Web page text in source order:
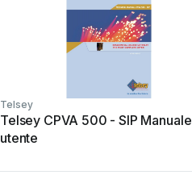
Telsey
Telsey CPVA 500 - SIP Manuale
utente